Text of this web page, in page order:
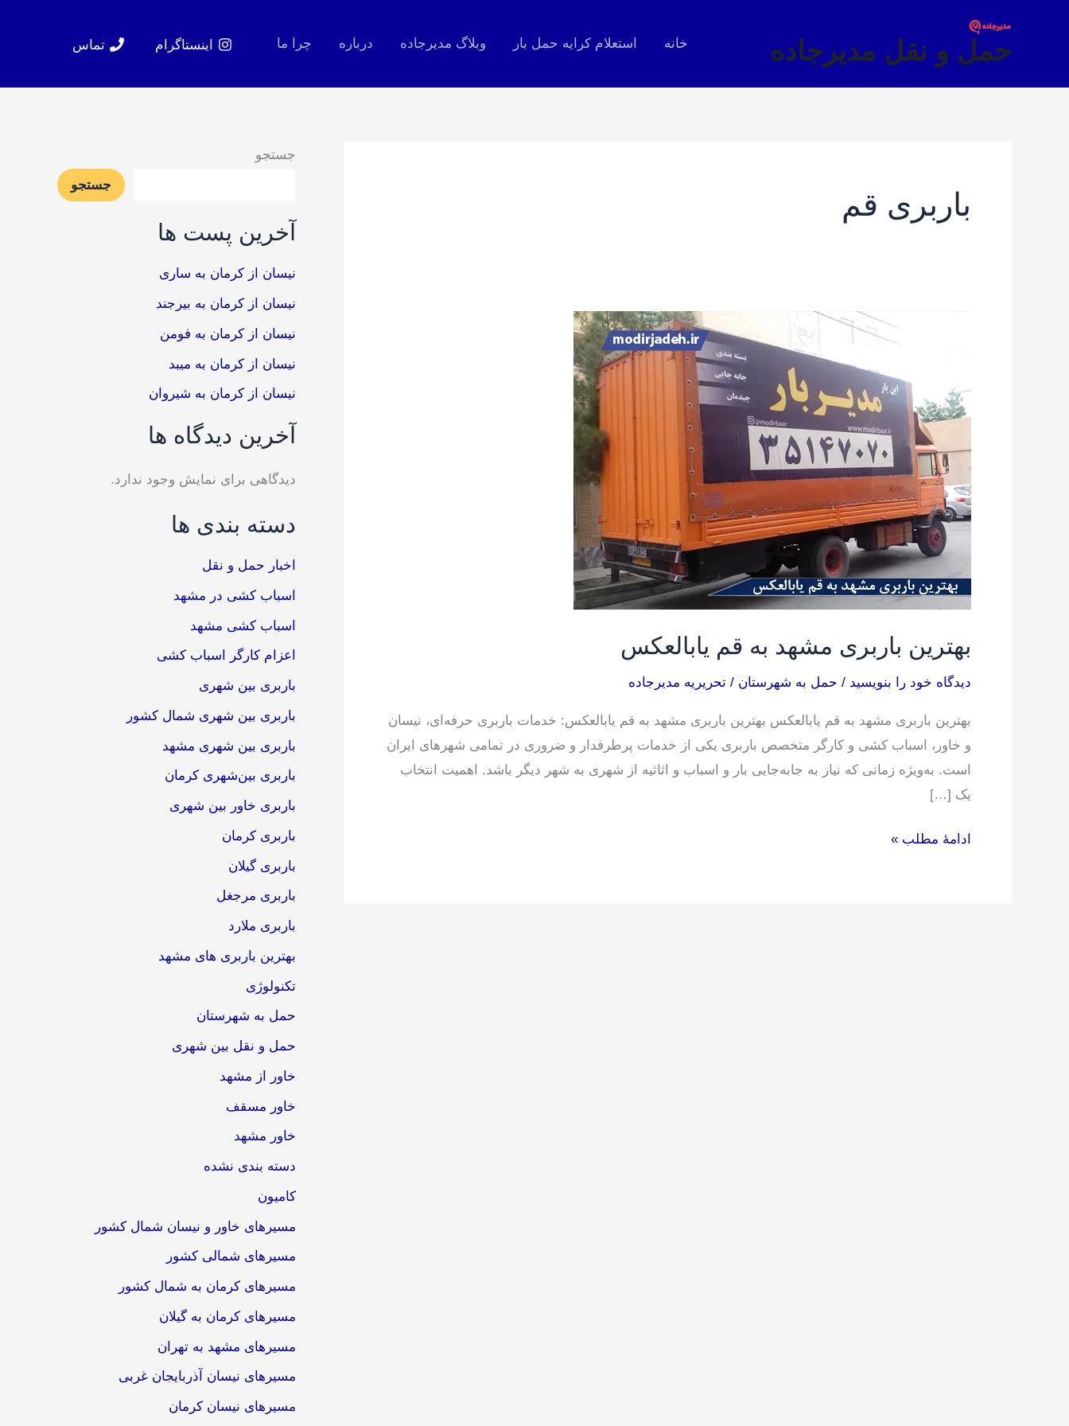
حمل و نقل مدیرجاده خانه استعلام کرایه حمل بار وبلاگ مدیرجاده درباره چرا ما اینستاگرام تماس
باربری قم
بهترین باربری مشهد به قم یابالعکس
دیدگاه‌ خود را بنویسید / حمل به شهرستان / تحریریه مدیرجاده
بهترین باربری مشهد به قم یابالعکس بهترین باربری مشهد به قم یابالعکس: خدمات باربری حرفه‌ای، نیسان
و خاور، اسباب کشی و کارگر متخصص باربری یکی از خدمات پرطرفدار و ضروری در تمامی شهرهای ایران
است. به‌ویژه زمانی که نیاز به جابه‌جایی بار و اسباب و اثاثیه از شهری به شهر دیگر باشد. اهمیت انتخاب
یک […]
به
قم
یابالعکس
ادامۀ مطلب »
جستجو
جستجو
آخرین پست ها
نیسان از کرمان به ساری
نیسان از کرمان به بیرجند
نیسان از کرمان به فومن
نیسان از کرمان به میبد
نیسان از کرمان به شیروان
آخرین دیدگاه ها
دیدگاهی برای نمایش وجود ندارد.
دسته بندی ها
اخبار حمل و نقل
اسباب کشی در مشهد
اسباب کشی مشهد
اعزام کارگر اسباب کشی
باربری بین شهری
باربری بین شهری شمال کشور
باربری بین شهری مشهد
باربری بین‌شهری کرمان
باربری خاور بین شهری
باربری کرمان
باربری گیلان
باربری مرجغل
باربری ملارد
بهترین باربری های مشهد
تکنولوژی
حمل به شهرستان
حمل و نقل بین شهری
خاور از مشهد
خاور مسقف
خاور مشهد
دسته بندی نشده
کامیون
مسیرهای خاور و نیسان شمال کشور
مسیرهای شمالی کشور
مسیرهای کرمان به شمال کشور
مسیرهای کرمان به گیلان
مسیرهای مشهد به تهران
مسیرهای نیسان آذربایجان غربی
مسیرهای نیسان کرمان